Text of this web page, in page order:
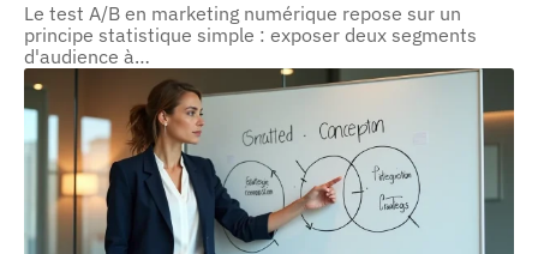
Le test A/B en marketing numérique repose sur un
principe statistique simple : exposer deux segments
d'audience à…